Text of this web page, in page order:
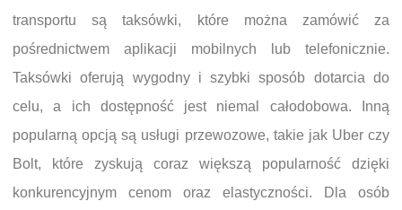
transportu są taksówki, które można zamówić za
pośrednictwem aplikacji mobilnych lub telefonicznie.
Taksówki oferują wygodny i szybki sposób dotarcia do
celu, a ich dostępność jest niemal całodobowa. Inną
popularną opcją są usługi przewozowe, takie jak Uber czy
Bolt, które zyskują coraz większą popularność dzięki
konkurencyjnym cenom oraz elastyczności. Dla osób